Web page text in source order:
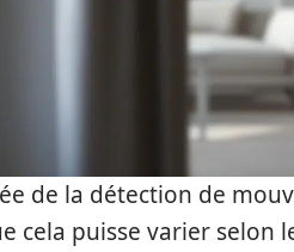
de la détection de
cela puisse varier selon